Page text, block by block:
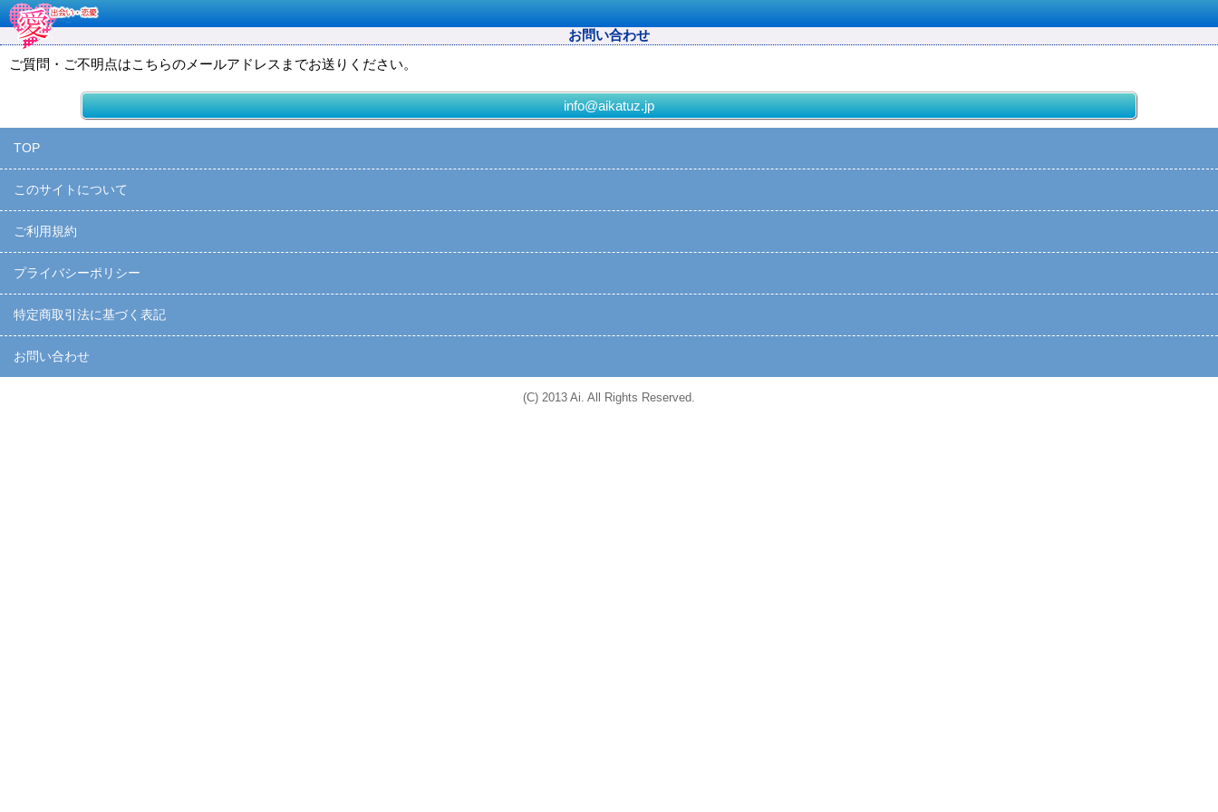
お問い合わせ
ご質問・ご不明点はこちらのメールアドレスまでお送りください。
info@aikatuz.jp
TOP
このサイトについて
ご利用規約
プライバシーポリシー
特定商取引法に基づく表記
お問い合わせ
(C) 2013 Ai. All Rights Reserved.